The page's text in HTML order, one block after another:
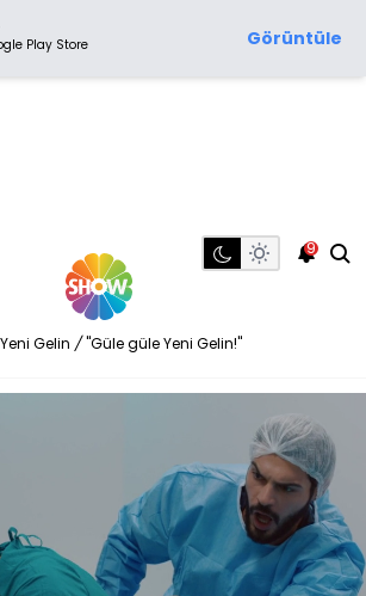
Play Store Görüntüle
9
Yeni Gelin / "Güle güle Yeni Gelin!"